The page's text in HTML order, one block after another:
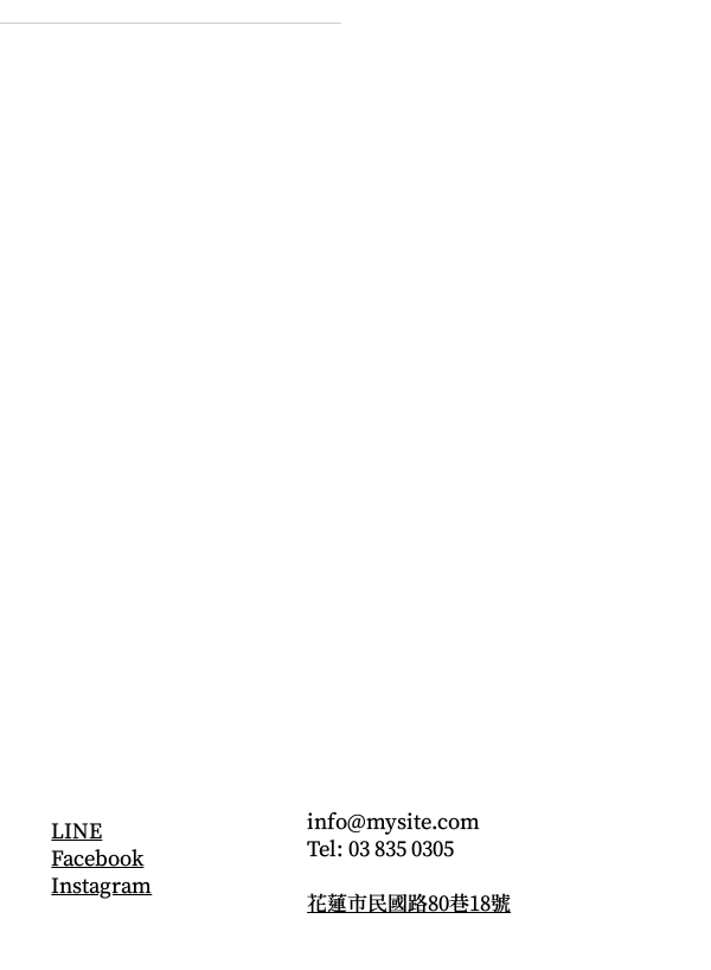
LINE
Facebook
Instagram
info@mysite.com
Tel: 03 835 0305
花蓮市民國路80巷18號